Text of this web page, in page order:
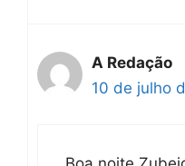
A Redação
10 de julho